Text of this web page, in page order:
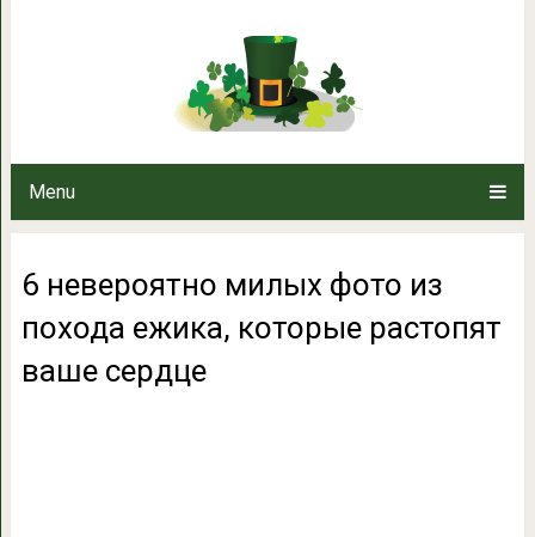
Menu
6 невероятно милых фото из
6 невероятно милых фото из
похода ежика, которые растопят
ваше сердце